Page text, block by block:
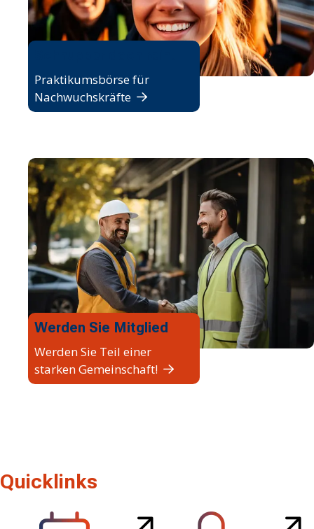
Praktikumsbörse für
Nachwuchskräfte
Werden Sie Mitglied
Werden Sie Teil einer
starken Gemeinschaft!
Quicklinks